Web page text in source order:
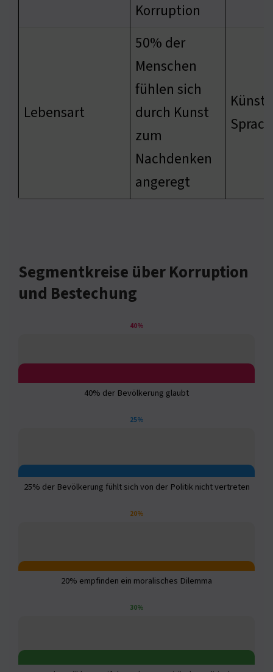
Korruption
Lebensart
50% der
Menschen
fühlen sich
durch Kunst
zum
Nachdenken
angeregt
Segmentkreise über Korruption
und Bestechung
40%
40% der Bevölkerung glaubt
25%
25% der Bevölkerung fühlt sich von der Politik nicht vertreten
20%
20% empfinden ein moralisches Dilemma
30%